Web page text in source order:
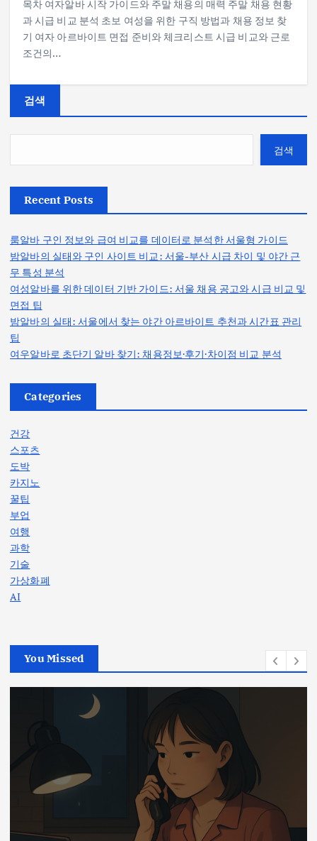
목차 여자알바 시작 가이드와 주말 채용의 매력 주말 채용 현황
과 시급 비교 분석 초보 여성을 위한 구직 방법과 채용 정보 찾
기 여자 아르바이트 면접 준비와 체크리스트 시급 비교와 근로
조건의…
검색
검색
Recent Posts
룸알바 구인 정보와 급여 비교를 데이터로 분석한 서울형 가이드
밤알바의 실태와 구인 사이트 비교: 서울-부산 시급 차이 및 야간 근
무 특성 분석
여성알바를 위한 데이터 기반 가이드: 서울 채용 공고와 시급 비교 및
면접 팁
밤알바의 실태: 서울에서 찾는 야간 아르바이트 추천과 시간표 관리
팁
여우알바로 초단기 알바 찾기: 채용정보·후기·차이점 비교 분석
Categories
건강
스포츠
도박
카지노
꿀팁
부업
여행
과학
기술
가상화폐
AI
You Missed